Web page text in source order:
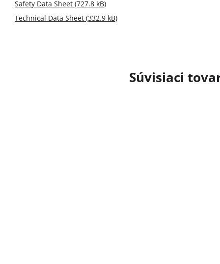
Súvisiaci
Safety Data Sheet (727.8 kB)
Technical Data Sheet (332.9 kB)